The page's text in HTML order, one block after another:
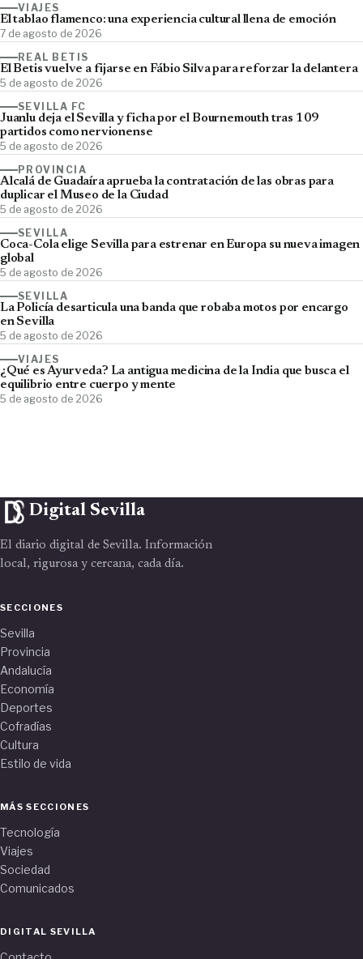
VIAJES
El tablao flamenco: una experiencia cultural llena de emoción
7 de agosto de 2026
REAL BETIS
El Betis vuelve a fijarse en Fábio Silva para reforzar la delantera
5 de agosto de 2026
SEVILLA FC
Juanlu deja el Sevilla y ficha por el Bournemouth tras 109
partidos como nervionense
5 de agosto de 2026
PROVINCIA
Alcalá de Guadaíra aprueba la contratación de las obras para
duplicar el Museo de la Ciudad
5 de agosto de 2026
SEVILLA
Coca-Cola elige Sevilla para estrenar en Europa su nueva imagen
global
5 de agosto de 2026
SEVILLA
La Policía desarticula una banda que robaba motos por encargo
en Sevilla
5 de agosto de 2026
VIAJES
¿Qué es Ayurveda? La antigua medicina de la India que busca el
equilibrio entre cuerpo y mente
5 de agosto de 2026
Digital Sevilla
El diario digital de Sevilla. Información
local, rigurosa y cercana, cada día.
SECCIONES
Sevilla
Provincia
Andalucía
Economía
Deportes
Cofradías
Cultura
Estilo de vida
MÁS SECCIONES
Tecnología
Viajes
Sociedad
Comunicados
DIGITAL SEVILLA